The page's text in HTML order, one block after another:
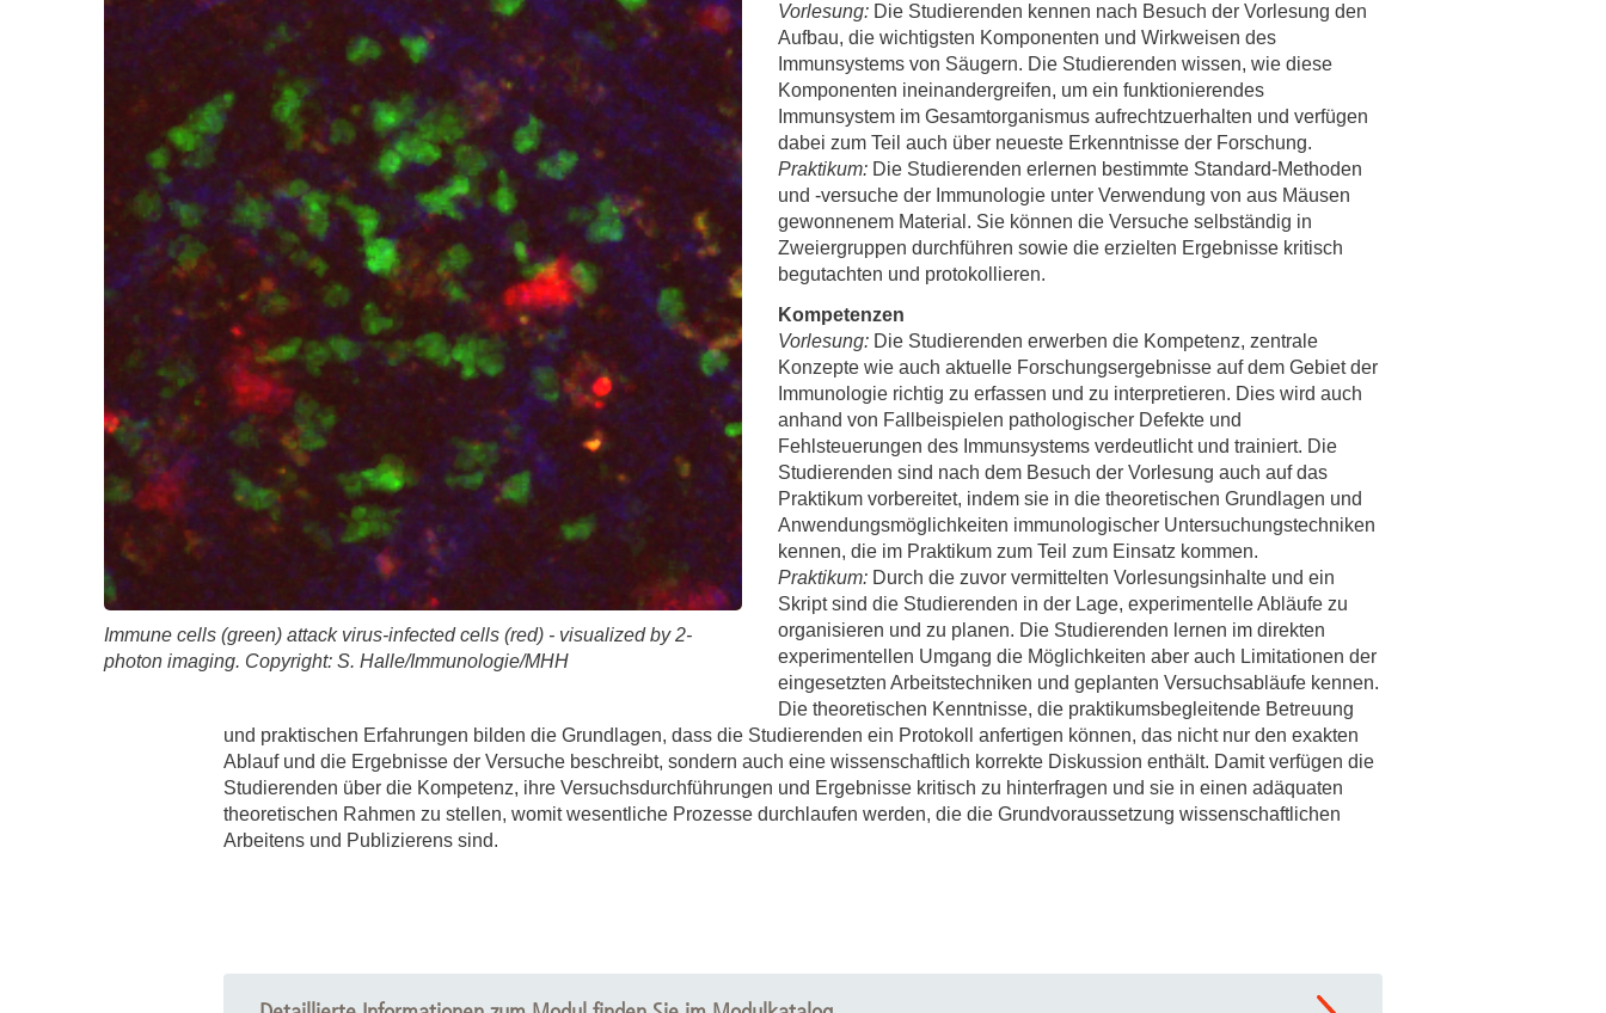
Zentrale Forschungseinrichtung Elektronenmikroskopie
Akademische Karriereentwicklung
Ansprechpersonen
Hannover Biomedical Research School (HBRS)
Für Postdoktorand:innen
Für Ärzt:innen
Forschungsdatenpolicy
Forschungsinformationssystem
Dekanin für Forschung und Transfer und
Forschungskommission
Gute wissenschaftliche Praxis
GWP-Kommission
Ombudswesen und Ombudsperson
Forschung - Wissen - Translation - Transfer
Partner:innen & Netzwerke
Für Lebenswissenschaftler:innen
Für Partner:innen & Investor:innen
Für Startups und Gründer:innen
Immune cells (green) attack virus-infected cells (red) - visualized by 2-
photon imaging. Copyright: S. Halle/Immunologie/MHH
Vorlesung: Die Studierenden kennen nach Besuch der Vorlesung den
Aufbau, die wichtigsten Komponenten und Wirkweisen des
Immunsystems von Säugern. Die Studierenden wissen, wie diese
Komponenten ineinandergreifen, um ein funktionierendes
Immunsystem im Gesamtorganismus aufrechtzuerhalten und verfügen
dabei zum Teil auch über neueste Erkenntnisse der Forschung.
Praktikum: Die Studierenden erlernen bestimmte Standard-Methoden
und -versuche der Immunologie unter Verwendung von aus Mäusen
gewonnenem Material. Sie können die Versuche selbständig in
Zweiergruppen durchführen sowie die erzielten Ergebnisse kritisch
begutachten und protokollieren.
Kompetenzen
Vorlesung: Die Studierenden erwerben die Kompetenz, zentrale
Konzepte wie auch aktuelle Forschungsergebnisse auf dem Gebiet der
Immunologie richtig zu erfassen und zu interpretieren. Dies wird auch
anhand von Fallbeispielen pathologischer Defekte und
Fehlsteuerungen des Immunsystems verdeutlicht und trainiert. Die
Studierenden sind nach dem Besuch der Vorlesung auch auf das
Praktikum vorbereitet, indem sie in die theoretischen Grundlagen und
Anwendungsmöglichkeiten immunologischer Untersuchungstechniken
kennen, die im Praktikum zum Teil zum Einsatz kommen.
Praktikum:Durch die zuvor vermittelten Vorlesungsinhalte und ein
Skript sind die Studierenden in der Lage, experimentelle Abläufe zu
organisieren und zu planen. Die Studierenden lernen im direkten
experimentellen Umgang die Möglichkeiten aber auch Limitationen der
eingesetzten Arbeitstechniken und geplanten Versuchsabläufe kennen.
Die theoretischen Kenntnisse, die praktikumsbegleitende Betreuung
und praktischen Erfahrungen bilden die Grundlagen, dass die Studierenden ein Protokoll anfertigen können, das nicht nur den exakten
Ablauf und die Ergebnisse der Versuche beschreibt, sondern auch eine wissenschaftlich korrekte Diskussion enthält. Damit verfügen die
Studierenden über die Kompetenz, ihre Versuchsdurchführungen und Ergebnisse kritisch zu hinterfragen und sie in einen adäquaten
theoretischen Rahmen zu stellen, womit wesentliche Prozesse durchlaufen werden, die die Grundvoraussetzung wissenschaftlichen
Arbeitens und Publizierens sind.